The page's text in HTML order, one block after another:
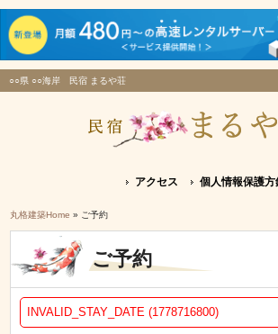
○○県 ○○海岸 民宿 まるや荘
アクセス 個人情報保護方
丸格建築Home » ご予約
ご予約
INVALID_STAY_DATE (1778716800)